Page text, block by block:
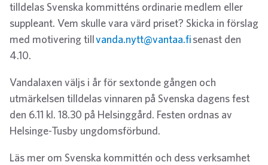
tilldelas Svenska kommitténs ordinarie medlem eller
suppleant. Vem skulle vara värd priset? Skicka in förslag
med motivering tillvanda.nytt@vantaa.fisenast den
4.10.
Vandalaxen väljs i år för sextonde gången och
utmärkelsen tilldelas vinnaren på Svenska dagens fest
den 6.11 kl. 18.30 på Helsinggård. Festen ordnas av
Helsinge-Tusby ungdomsförbund.
Läs mer om Svenska kommittén och dess verksamhet